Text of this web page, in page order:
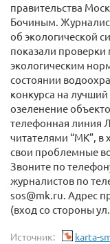
правительства
Бочиным.
об экологической
показали проверки
экологическим
состоянии
конкурса на лучший
озеленение
телефонная линия
читателями “МК”, в
свои проблемные
Звоните по
журналистов по
sos@mk.ru. Адрес
(вход со стороны
Источник: karta-